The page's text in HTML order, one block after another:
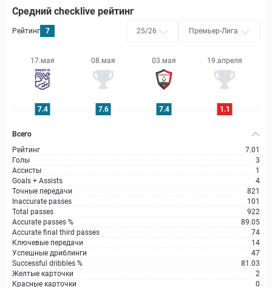
Средний checklive рейтинг
Рейтинг 7 25/26 Премьер-Лига
17.мая 08.мая 03.мая 19.апреля
7.4 7.6 7.4 1.1
Всего
Рейтинг
7.01
Голы
3
Ассисты
1
Goals + Assists
4
Точные передачи
821
Inaccurate passes
101
Total passes
922
Accurate passes %
89.05
Accurate final third passes
74
Ключевые передачи
14
Успешные дриблинги
47
Successful dribbles %
81.03
Желтые карточки
2
Красные карточки
0